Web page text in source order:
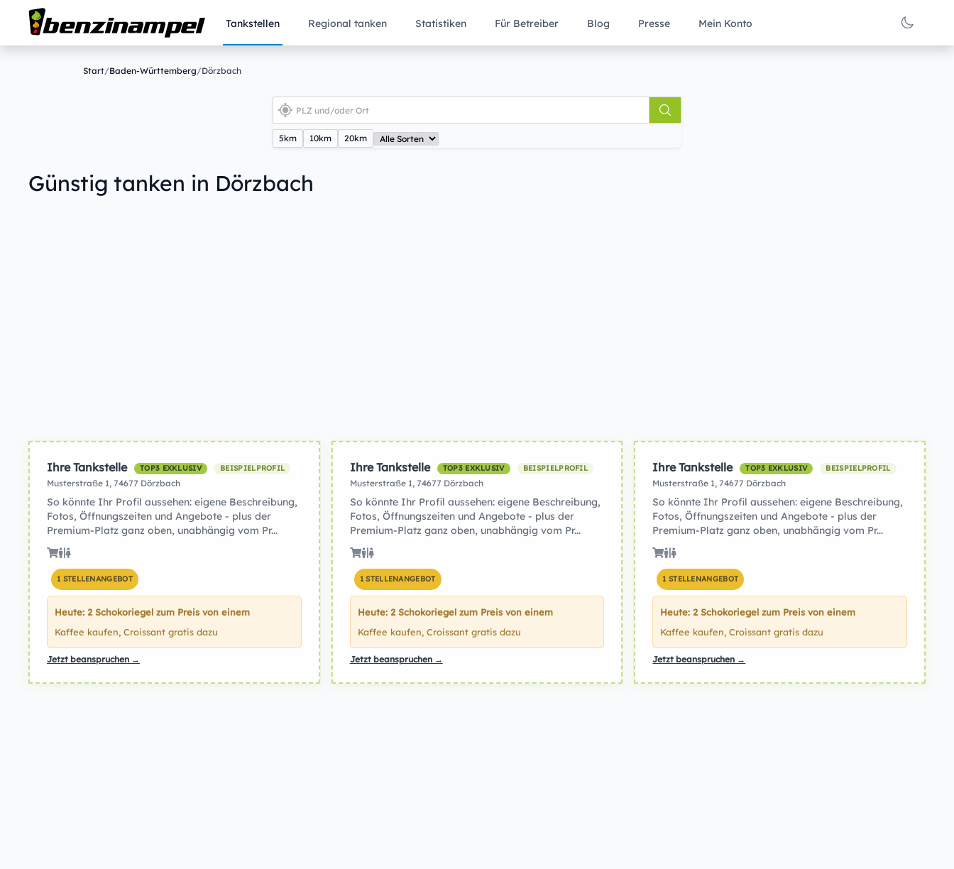
Tankstellen Regional tanken Statistiken Für Betreiber Blog Presse Mein Konto
Start/Baden-Württemberg/Dörzbach
5km 10km 20km
Günstig tanken in Dörzbach
Ihre Tankstelle TOP3 EXKLUSIV BEISPIELPROFIL
Musterstraße 1, 74677 Dörzbach
So könnte Ihr Profil aussehen: eigene Beschreibung,
Fotos, Öffnungszeiten und Angebote - plus der
Premium-Platz ganz oben, unabhängig vom Pr...
1 STELLENANGEBOT
Heute: 2 Schokoriegel zum Preis von einem
Kaffee kaufen, Croissant gratis dazu
Jetzt beanspruchen →
Ihre Tankstelle TOP3 EXKLUSIV BEISPIELPROFIL
Musterstraße 1, 74677 Dörzbach
So könnte Ihr Profil aussehen: eigene Beschreibung,
Fotos, Öffnungszeiten und Angebote - plus der
Premium-Platz ganz oben, unabhängig vom Pr...
1 STELLENANGEBOT
Heute: 2 Schokoriegel zum Preis von einem
Kaffee kaufen, Croissant gratis dazu
Jetzt beanspruchen →
Ihre Tankstelle TOP3 EXKLUSIV BEISPIELPROFIL
Musterstraße 1, 74677 Dörzbach
So könnte Ihr Profil aussehen: eigene Beschreibung,
Fotos, Öffnungszeiten und Angebote - plus der
Premium-Platz ganz oben, unabhängig vom Pr...
1 STELLENANGEBOT
Heute: 2 Schokoriegel zum Preis von einem
Kaffee kaufen, Croissant gratis dazu
Jetzt beanspruchen →